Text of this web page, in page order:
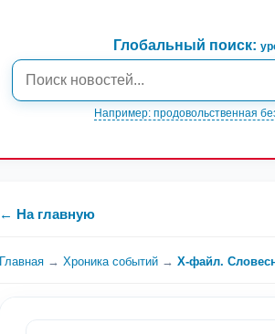
Глобальный поиск:
Например: продовольственная
← На главную
Главная → Хроника событий → Х-файл.